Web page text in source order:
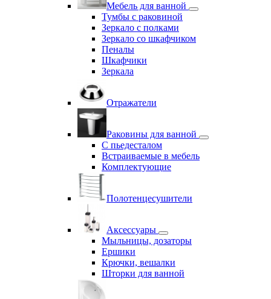
Мебель для ванной
Тумбы с раковиной
Зеркало с полками
Зеркало со шкафчиком
Пеналы
Шкафчики
Зеркала
Отражатели
Раковины для ванной
С пьедесталом
Встраиваемые в мебель
Комплектующие
Полотенцесушители
Аксессуары
Мыльницы, дозаторы
Ершики
Крючки, вешалки
Шторки для ванной